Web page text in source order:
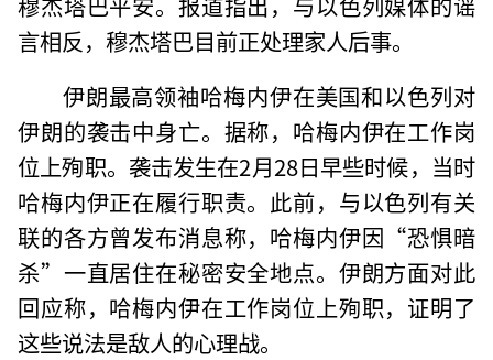
言相反，穆杰塔巴目前正处理家人后事。
伊朗最高领袖哈梅内伊在美国和以色列对
伊朗的袭击中身亡。据称，哈梅内伊在工作岗
位上殉职。袭击发生在2月28日早些时候，当时
哈梅内伊正在履行职责。此前，与以色列有关
联的各方曾发布消息称，哈梅内伊因“恐惧暗
杀”一直居住在秘密安全地点。伊朗方面对此
回应称，哈梅内伊在工作岗位上殉职，证明了
这些说法是敌人的心理战。